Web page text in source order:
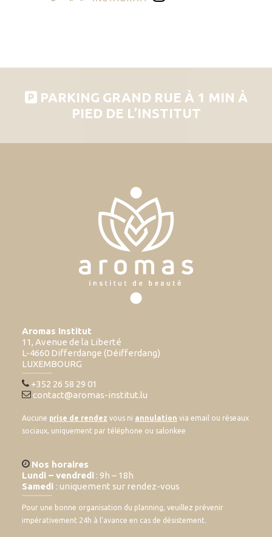
PARKING GRAND RUE À 1 MIN À
PIED DE L’INSTITUT
Aromas Institut
11, Avenue de la Liberté
L-4660 Differdange (Déifferdang)
LUXEMBOURG
+352 26 58 29 01
contact@aromas-institut.lu
Aucune prise de rendez vous ni annulation via email ou réseaux
sociaux, uniquement par téléphone ou salonkee
Nos horaires
Lundi – vendredi : 9h – 18h
Samedi : uniquement sur rendez-vous
Pour une bonne organisation du planning, veuillez prévenir
impérativement 24h à l’avance en cas de désistement.